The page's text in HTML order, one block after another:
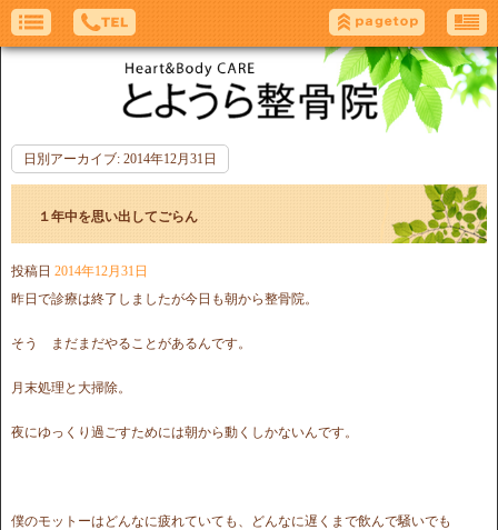
日別アーカイブ: 2014年12月31日
１年中を思い出してごらん
投稿日 2014年12月31日
昨日で診療は終了しましたが今日も朝から整骨院。
そう まだまだやることがあるんです。
月末処理と大掃除。
夜にゆっくり過ごすためには朝から動くしかないんです。
僕のモットーはどんなに疲れていても、どんなに遅くまで飲んで騒いでも